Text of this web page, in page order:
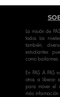
La misión de
todos los
también,
estudiantes
como bailarines.
En PAS A
otros a liberar
para mover el
más